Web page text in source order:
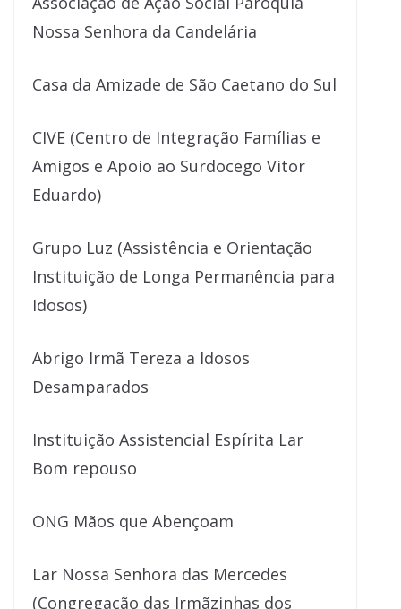
Nossa Senhora da Candelária
Casa da Amizade de São Caetano do Sul
CIVE (Centro de Integração Famílias e
Amigos e Apoio ao Surdocego Vitor
Eduardo)
Grupo Luz (Assistência e Orientação
Instituição de Longa Permanência para
Idosos)
Abrigo Irmã Tereza a Idosos
Desamparados
Instituição Assistencial Espírita Lar
Bom repouso
ONG Mãos que Abençoam
Lar Nossa Senhora das Mercedes
(Congregação das Irmãzinhas dos